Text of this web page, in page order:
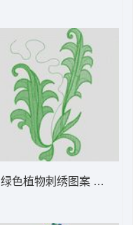
绿色植物刺绣图案 大花样